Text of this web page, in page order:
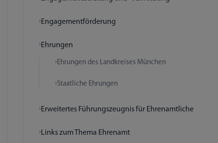
Engagementförderung
Ehrungen
Ehrungen des Landkreises München
Staatliche Ehrungen
Erweitertes Führungszeugnis für Ehrenamtliche
Links zum Thema Ehrenamt